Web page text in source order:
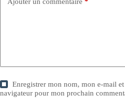
Enregistrer mon nom, mon e-mail
navigateur pour mon prochain